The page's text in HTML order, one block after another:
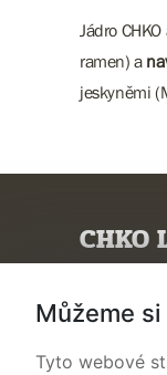
Jádro
ramen) a
jeskyněmi
CHKO
Poznejte
Ochrana
Můžeme
Tyto webové